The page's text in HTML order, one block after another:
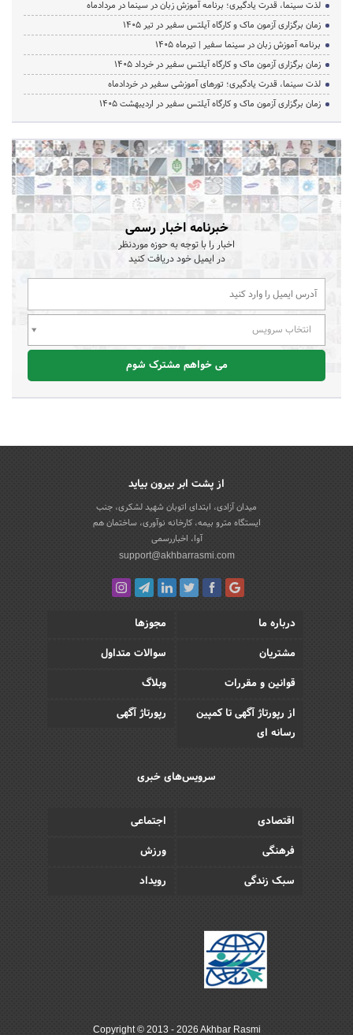
لذت سینما، قدرت یادگیری؛ برنامه آموزش زبان در سینما در مردادماه
زمان برگزاری آزمون ماک و کارگاه آیلتس سفیر در تیر 1405
برنامه آموزش زبان در سینما سفیر | تیرماه ۱۴۰۵
زمان برگزاری آزمون ماک و کارگاه آیلتس سفیر در خرداد 1405
لذت سینما، قدرت یادگیری؛ تورهای آموزشی سفیر در خردادماه
زمان برگزاری آزمون ماک و کارگاه آیلتس سفیر در اردیبهشت 1405
خبرنامه اخبار رسمی
اخبار را با توجه به حوزه موردنظر
در ایمیل خود دریافت کنید
انتخاب سرویس
می خواهم مشترک شوم
از پشت ابر بیرون بیاید
میدان آزادی، ابتدای اتوبان شهید لشکری، جنب
ایستگاه مترو بیمه، کارخانه نوآوری، ساختمان هم
آوا، اخباررسمی
support@akhbarrasmi.com
درباره ما
مجوزها
مشتریان
سوالات متداول
قوانین و مقررات
وبلاگ
از رپورتاژ آگهی تا کمپین
رسانه ای
رپورتاژ آگهی
سرویس‌های خبری
اقتصادی
اجتماعی
فرهنگی
ورزش
سبک زندگی
رویداد
Copyright © 2013 - 2026 Akhbar Rasmi